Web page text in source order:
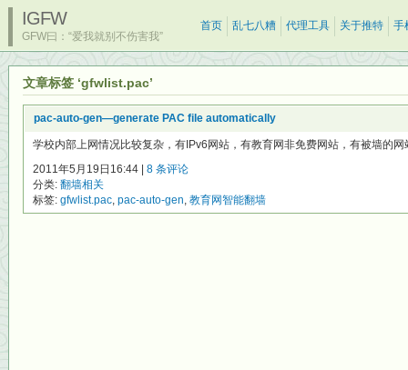
IGFW
GFW曰：“爱我就别不伤害我”
首页 乱七八糟 代理工具 关于推特 手
文章标签 ‘gfwlist.pac’
pac-auto-gen—generate PAC file automatically
学校内部上网情况比较复杂，有IPv6网站，有教育网非免费网站，有被墙的
2011年5月19日16:44 | 8 条评论
分类: 翻墙相关
标签: gfwlist.pac, pac-auto-gen, 教育网智能翻墙